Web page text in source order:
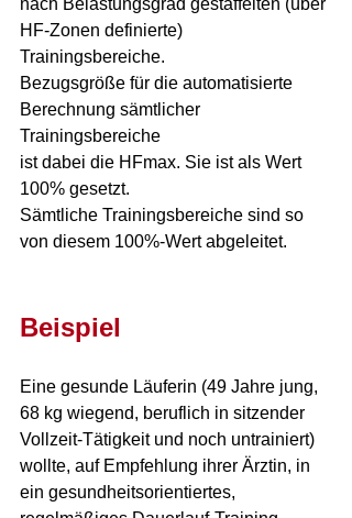
HF-Zonen definierte)
Trainingsbereiche.
Bezugsgröße für die automatisierte
Berechnung sämtlicher
Trainingsbereiche
ist dabei die HFmax. Sie ist als Wert
100% gesetzt.
Sämtliche Trainingsbereiche sind so
von diesem 100%-Wert abgeleitet.
Beispiel
Eine gesunde Läuferin (49 Jahre jung,
68 kg wiegend, beruflich in sitzender
Vollzeit-Tätigkeit und noch untrainiert)
wollte, auf Empfehlung ihrer Ärztin, in
ein gesundheitsorientiertes,